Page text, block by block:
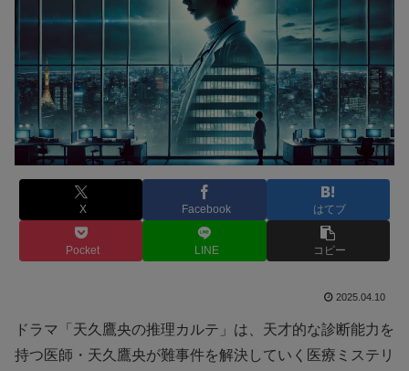
X Facebook はてブ
Pocket LINE コピー
2025.04.10
ドラマ「天久鷹央の推理カルテ」は、天才的な診断能力を
持つ医師・天久鷹央が難事件を解決していく医療ミステリ